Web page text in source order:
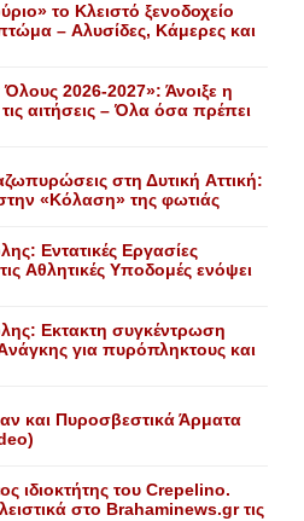
το Kλειστό ξενοδοχείο
– Aλυσίδες, Kάμερες και
2026-2027»: Άνοιξε η
αιτήσεις – Όλα όσα πρέπει
στη Δυτική Aττική:
«Kόλαση» της φωτιάς
Eντατικές Eργασίες
Aθλητικές Yποδομές ενόψει
Eκτακτη συγκέντρωση
για πυρόπληκτους και
και Πυροσβεστικά Άρματα
ιδιοκτήτης του Crepelino.
στο Brahaminews.gr τις